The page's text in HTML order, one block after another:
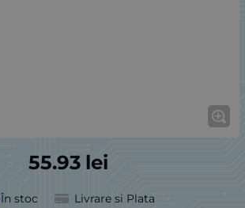
55.93 lei
În stoc Livrare si Plata